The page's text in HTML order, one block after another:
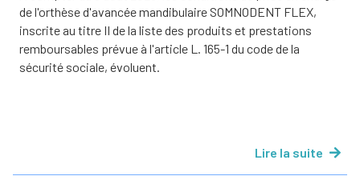
de l'orthèse d'avancée mandibulaire SOMNODENT FLEX,
inscrite au titre II de la liste des produits et prestations
remboursables prévue à l'article L. 165-1 du code de la
sécurité sociale, évoluent.
Lire la suite